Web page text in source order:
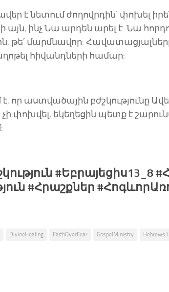
է նետում ժողովրդին՝ փոխել
ինչ Նա արդեն արել է: Նա
թե՛ մարմնավոր:
հիվանդների համար:
որ աստվածային բժշկությունը
չի փոխվել, եկեղեցին պետք է
#Եբրայեցիս13_8
#Հրաշքներ
DivineHealing FaithOverFear GospelMinistry